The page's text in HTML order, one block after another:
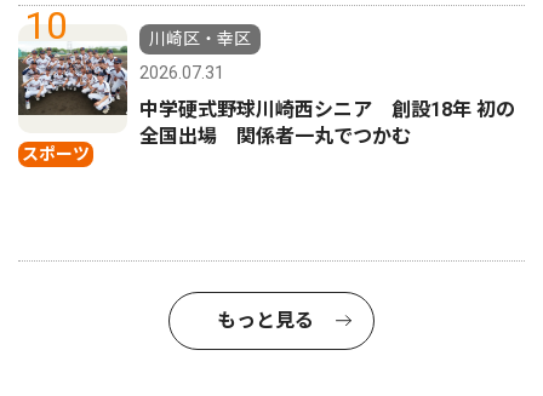
10
スポーツ
川崎区・幸区
2026.07.31
中学硬式野球川崎西シニア 創設18年 初の
全国出場 関係者一丸でつかむ
もっと見る